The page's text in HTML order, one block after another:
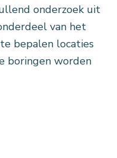
onderzoek uit
van het
bepalen locaties
boringen worden